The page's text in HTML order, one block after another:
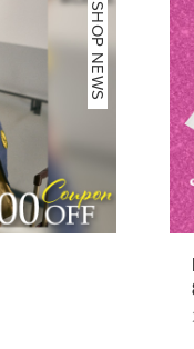
NEWS
SHOP NEWS